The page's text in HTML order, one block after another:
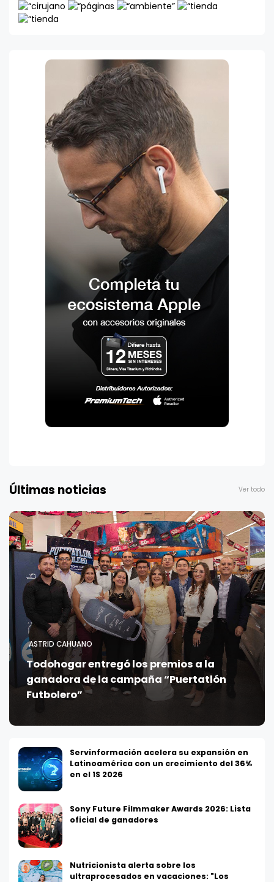
Últimas noticias Ver todo
ASTRID CAHUANO
Todohogar entregó los premios a la
ganadora de la campaña “Puertatlón
Futbolero”
Servinformación acelera su expansión en
Latinoamérica con un crecimiento del 36%
en el 1S 2026
Sony Future Filmmaker Awards 2026: Lista
oficial de ganadores
Nutricionista alerta sobre los
ultraprocesados en vacaciones: "Los